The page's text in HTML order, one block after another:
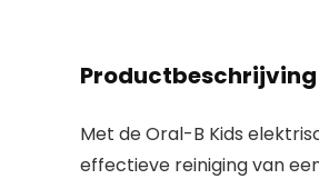
Productbeschrijving
Met de Oral-B Kids
effectieve reiniging van